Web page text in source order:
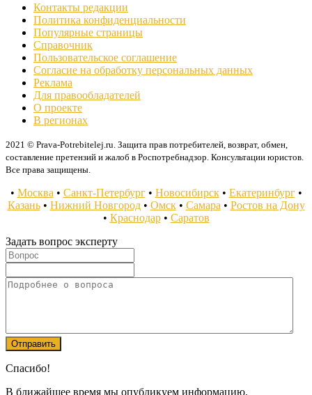
Контакты редакции
Политика конфиденциальности
Популярные страницы
Справочник
Пользовательское соглашение
Согласие на обработку персональных данных
Реклама
Для правообладателей
О проекте
В регионах
2021 © Prava-Potrebitelej.ru. Защита прав потребителей, возврат, обмен,
составление претензий и жалоб в Роспотребнадзор. Консультации юристов.
Все права защищены.
• Москва • Санкт-Петербург• Новосибирск• Екатеринбург•
Казань• Нижний Новгород• Омск• Самара • Ростов на Дону
• Краснодар• Саратов
Задать вопрос эксперту
Спасибо!
В ближайшее время мы опубликуем информацию.